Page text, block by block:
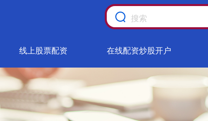
线上股票配资 在线配资炒股开户